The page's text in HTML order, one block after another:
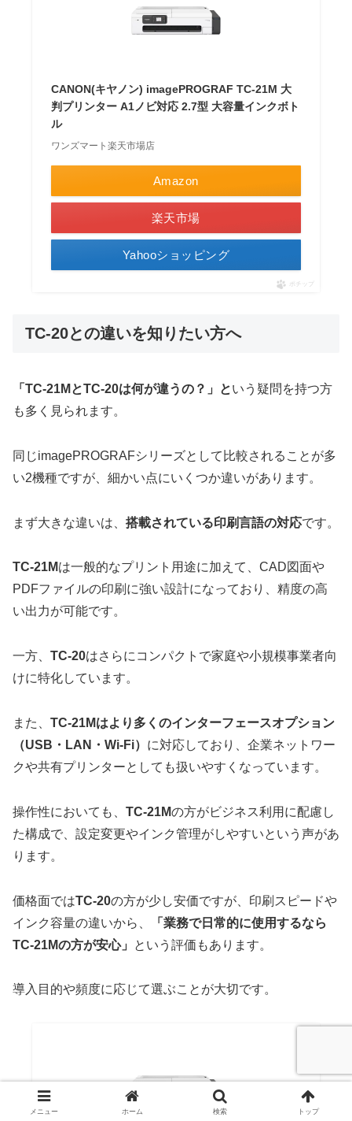
CANON(キヤノン) imagePROGRAF TC-21M 大
判プリンター A1ノビ対応 2.7型 大容量インクボト
ル
ワンズマート楽天市場店
Amazon
楽天市場
Yahooショッピング
ポチップ
TC-20との違いを知りたい方へ
「TC-21MとTC-20は何が違うの？」という疑問を持つ方
も多く見られます。
同じimagePROGRAFシリーズとして比較されることが多
い2機種ですが、細かい点にいくつか違いがあります。
まず大きな違いは、 搭載されている印刷言語の対応です。
TC-21Mは一般的なプリント用途に加えて、CAD図面や
PDFファイルの印刷に強い設計になっており、精度の高
い出力が可能です。
一方、 TC-20はさらにコンパクトで家庭や小規模事業者向
けに特化しています。
また、 TC-21Mはより多くのインターフェースオプション
（USB・LAN・Wi-Fi） に対応しており、企業ネットワー
クや共有プリンターとしても扱いやすくなっています。
操作性においても、 TC-21Mの方がビジネス利用に配慮し
た構成で、設定変更やインク管理がしやすいという声があ
ります。
価格面ではTC-20の方が少し安価ですが、印刷スピードや
インク容量の違いから、
「業務で日常的に使用するなら
TC-21Mの方が安心」
という評価もあります。
導入目的や頻度に応じて選ぶことが大切です。
メニュー ホーム 検索 トップ